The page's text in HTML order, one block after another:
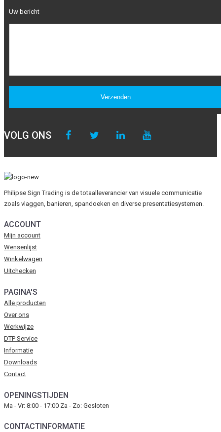
Uw bericht
VOLG ONS
Philipse Sign Trading is de totaalleverancier van visuele communicatie
zoals vlaggen, banieren, spandoeken en diverse presentatiesystemen.
ACCOUNT
Mijn account
Wensenlijst
Winkelwagen
Uitchecken
PAGINA'S
Alle producten
Over ons
Werkwijze
DTP Service
Informatie
Downloads
Contact
OPENINGSTIJDEN
Ma - Vr: 8:00 - 17:00 Za - Zo: Gesloten
CONTACTINFORMATIE